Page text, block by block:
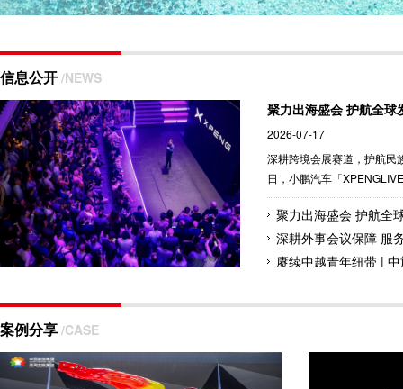
信息公开 /NEWS
2026-07-17
深耕跨境会展赛道，护航民
日，小鹏汽车「
市发布会在德国慕尼黑盛大
洲举办的重磅全球新车发布
家、1700余名行业嘉宾与
洲市场的重要名片。
案例分享 /CASE